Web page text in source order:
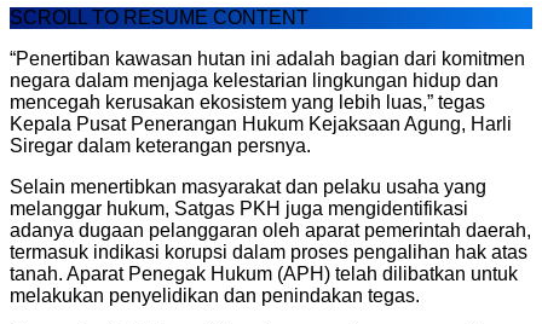
SCROLL TO RESUME CONTENT
“Penertiban kawasan hutan ini adalah bagian dari komitmen
negara dalam menjaga kelestarian lingkungan hidup dan
mencegah kerusakan ekosistem yang lebih luas,” tegas
Kepala Pusat Penerangan Hukum Kejaksaan Agung, Harli
Siregar dalam keterangan persnya.
Selain menertibkan masyarakat dan pelaku usaha yang
melanggar hukum, Satgas PKH juga mengidentifikasi
adanya dugaan pelanggaran oleh aparat pemerintah daerah,
termasuk indikasi korupsi dalam proses pengalihan hak atas
tanah. Aparat Penegak Hukum (APH) telah dilibatkan untuk
melakukan penyelidikan dan penindakan tegas.